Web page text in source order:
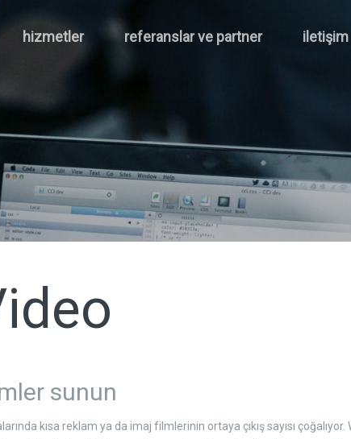
hizmetler referanslar ve partner iletişim
sunun
kısa reklam ya da imaj filmlerinin ortaya çıkış sayısı çoğalıyor.